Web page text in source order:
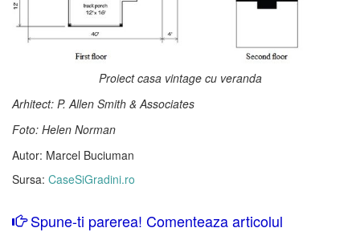
Proiect casa vintage cu veranda
Arhitect: P. Allen Smith & Associates
Foto: Helen Norman
Autor: Marcel Buciuman
Sursa: CaseSiGradini.ro
Spune-ti parerea! Comenteaza articolul